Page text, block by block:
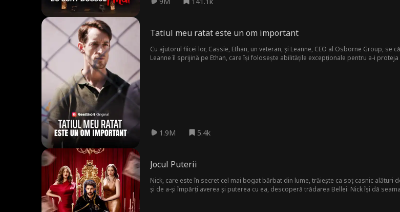
Tatiul meu ratat este un om important
Cu ajutorul fiicei lor, Cassie, Ethan, un veteran, și Leanne, CEO al Osborne Group,
Leanne îl sprijină pe Ethan, care își folosește abilitățile excepționale pentru a-i
1.9M 5.4k
Jocul Puterii
Nick, care este în secret cel mai bogat bărbat din lume, trăiește ca soț casnic alături
și de a-și împărți averea și puterea cu ea, descoperă trădarea Bellei. Nick își dă